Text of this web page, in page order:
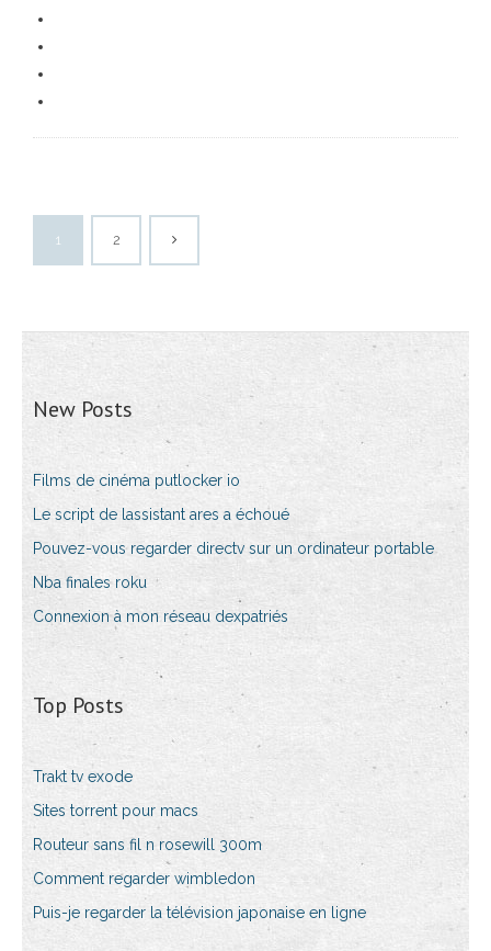
1 2
New Posts
Films de cinéma putlocker io
Le script de lassistant ares a échoué
Pouvez-vous regarder directv sur un ordinateur portable
Nba finales roku
Connexion à mon réseau dexpatriés
Top Posts
Trakt tv exode
Sites torrent pour macs
Routeur sans fil n rosewill 300m
Comment regarder wimbledon
Puis-je regarder la télévision japonaise en ligne